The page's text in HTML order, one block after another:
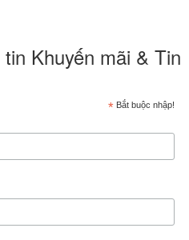
Khuyến mãi & Tin
* Bắt buộc nhập!